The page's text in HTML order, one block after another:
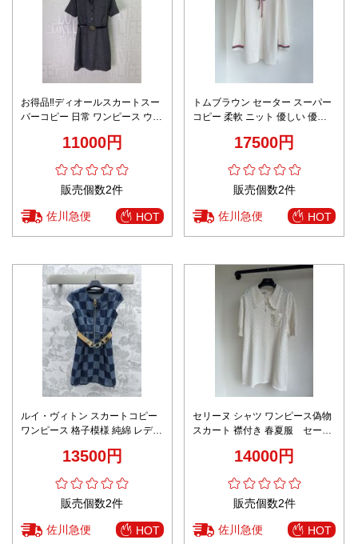
お得品‼ディオールスカートスー
パーコピー 日常 ワンピース ウー
11000円
販売個数2件
佐川急便 HOT
トムブラウン セーター スーパー
コピー 柔軟 ニット 優しい 優雅
17500円
販売個数2件
佐川急便 HOT
ルイ・ヴィトン スカートコピー
ワンピース 格子模様 純綿 レディ
13500円
販売個数2件
佐川急便 HOT
セリーヌ シャツ ワンピース偽物
スカート 襟付き 春夏服 セータ
14000円
販売個数2件
佐川急便 HOT